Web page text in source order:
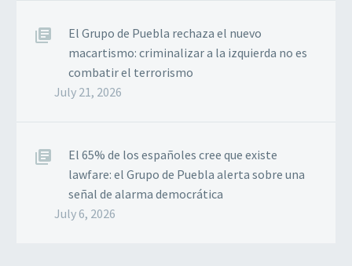
El Grupo de Puebla rechaza el nuevo
macartismo: criminalizar a la izquierda no es
combatir el terrorismo
July 21, 2026
El 65% de los españoles cree que existe
lawfare: el Grupo de Puebla alerta sobre una
señal de alarma democrática
July 6, 2026